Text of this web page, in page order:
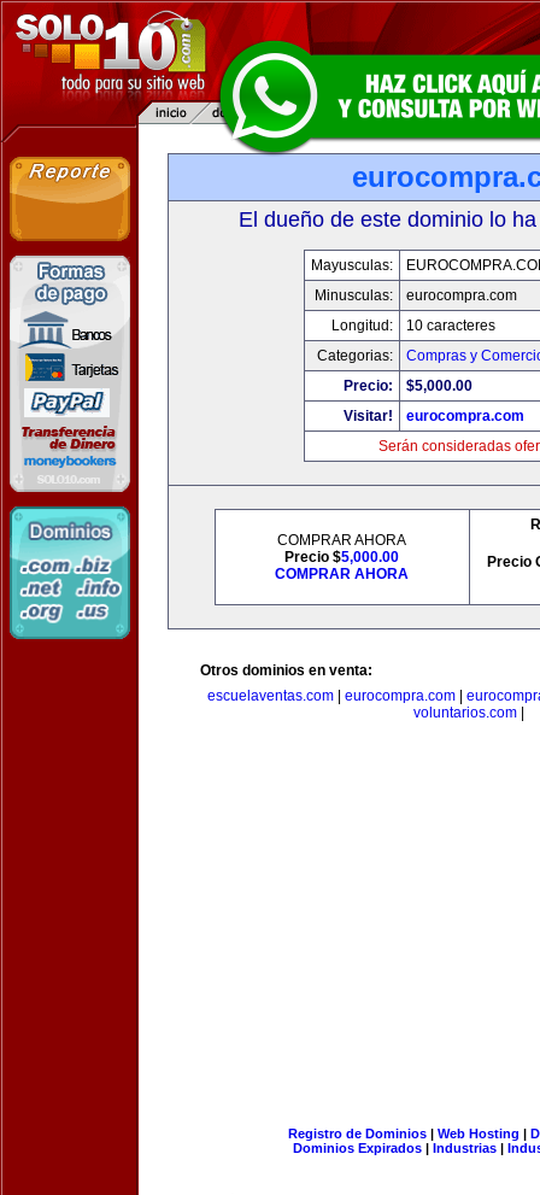
El dueño de este dominio lo
Mayusculas:
Minusculas:
eurocompra.com
Longitud:
10 caracteres
Categorias:
Compras y
Precio:
$5,000.00
Visitar!
eurocompra.com
Serán consideradas
COMPRAR AHORA
Precio $5,000.00
COMPRAR AHORA
Precio
Otros dominios en venta:
escuelaventas.com| eurocompra.com|
voluntarios.com
Registro de Dominios| Web Hosting |
Dominios Expirados | Industrias |